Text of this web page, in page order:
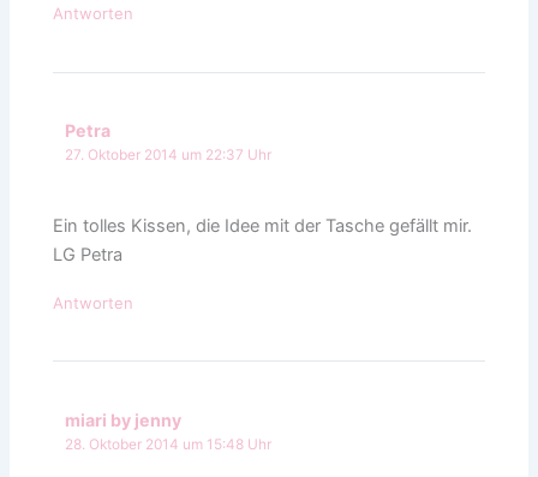
Antworten
Petra
27. Oktober 2014 um 22:37 Uhr
Ein tolles Kissen, die Idee mit der Tasche gefällt mir.
LG Petra
Antworten
miari by jenny
28. Oktober 2014 um 15:48 Uhr